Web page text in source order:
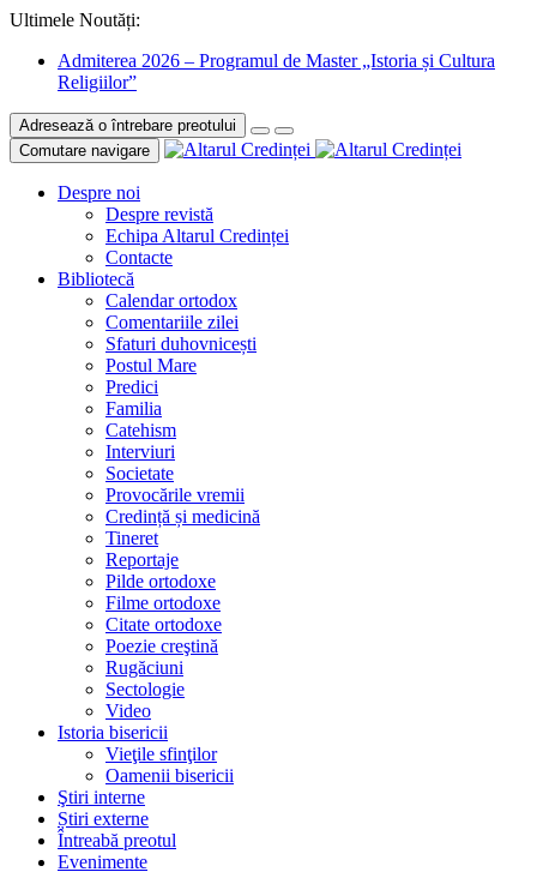
Ultimele Noutăți:
Admiterea 2026 – Programul de Master „Istoria și Cultura
Religiilor”
Adresează o întrebare preotului
Comutare navigare
Despre noi
Despre revistă
Echipa Altarul Credinței
Contacte
Bibliotecă
Calendar ortodox
Comentariile zilei
Sfaturi duhovnicești
Postul Mare
Predici
Familia
Catehism
Interviuri
Societate
Provocările vremii
Credință și medicină
Tineret
Reportaje
Pilde ortodoxe
Filme ortodoxe
Citate ortodoxe
Poezie creştină
Rugăciuni
Sectologie
Video
Istoria bisericii
Vieţile sfinţilor
Oamenii bisericii
Ştiri interne
Știri externe
Întreabă preotul
Evenimente